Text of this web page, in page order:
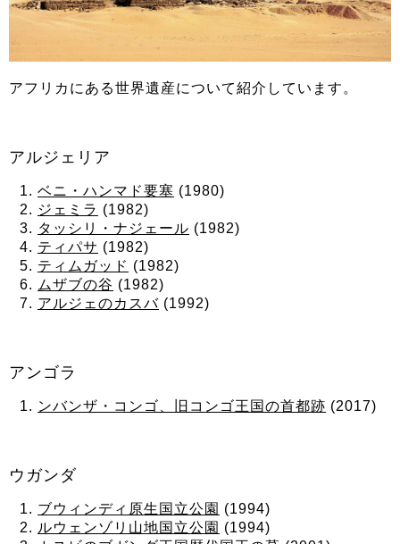
アフリカにある世界遺産について紹介しています。
アルジェリア
ベニ・ハンマド要塞 (1980)
ジェミラ (1982)
タッシリ・ナジェール (1982)
ティパサ (1982)
ティムガッド (1982)
ムザブの谷 (1982)
アルジェのカスバ (1992)
アンゴラ
ンバンザ・コンゴ、旧コンゴ王国の首都跡 (2017)
ウガンダ
ブウィンディ原生国立公園 (1994)
ルウェンゾリ山地国立公園 (1994)